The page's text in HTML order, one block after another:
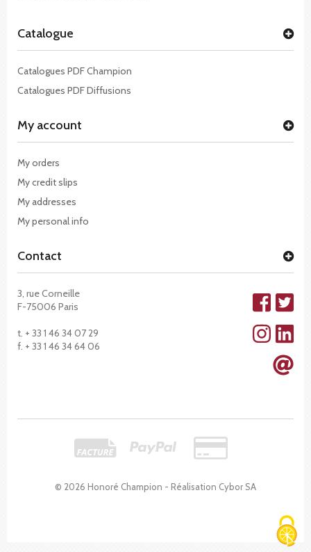
© 2026 Honoré Champion - Réalisation Cybor SA
Catalogue
Catalogues PDF Champion
Catalogues PDF Diffusions
My account
My orders
My credit slips
My addresses
My personal info
Contact
3, rue Corneille
F-75006 Paris
t. + 33 1 46 34 07 29
f. + 33 1 46 34 64 06